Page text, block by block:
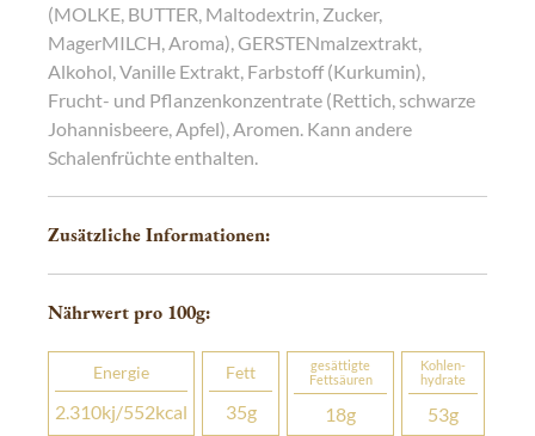
(MOLKE, BUTTER, Maltodextrin, Zucker,
MagerMILCH, Aroma), GERSTENmalzextrakt,
Alkohol, Vanille Extrakt, Farbstoff (Kurkumin),
Frucht- und Pflanzenkonzentrate (Rettich, schwarze
Johannisbeere, Apfel), Aromen. Kann andere
Schalenfrüchte enthalten.
Zusätzliche Informationen:
Nährwert pro 100g:
Energie
2.310kj/552kcal
Fett
35g
gesättigte
Fettsäuren
18g
Kohlen­­
hydrate
53g